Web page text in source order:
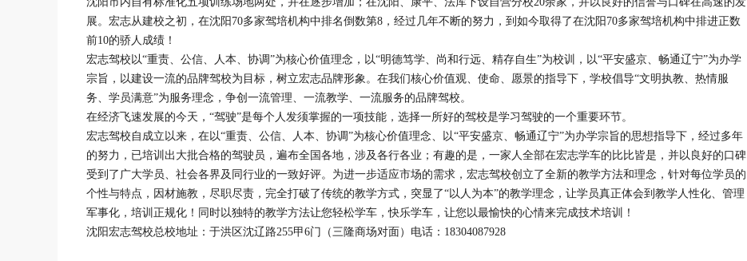
展。宏志从建校之初，在沈阳70多家驾培机构中排名倒数第8，经过几年不断的努力，到如今取得了在沈阳70多家驾培机构中排进正数
前10的骄人成绩！
宏志驾校以“重责、公信、人本、协调”为核心价值理念，以“明德笃学、尚和行远、精存自生”为校训，以“平安盛京、畅通辽宁”为办学
宗旨，以建设一流的品牌驾校为目标，树立宏志品牌形象。在我们核心价值观、使命、愿景的指导下，学校倡导“文明执教、热情服
务、学员满意”为服务理念，争创一流管理、一流教学、一流服务的品牌驾校。
在经济飞速发展的今天，“驾驶”是每个人发须掌握的一项技能，选择一所好的驾校是学习驾驶的一个重要环节。
宏志驾校自成立以来，在以“重责、公信、人本、协调”为核心价值理念、以“平安盛京、畅通辽宁”为办学宗旨的思想指导下，经过多年
的努力，已培训出大批合格的驾驶员，遍布全国各地，涉及各行各业；有趣的是，一家人全部在宏志学车的比比皆是，并以良好的口碑
受到了广大学员、社会各界及同行业的一致好评。为进一步适应市场的需求，宏志驾校创立了全新的教学方法和理念，针对每位学员的
个性与特点，因材施教，尽职尽责，完全打破了传统的教学方式，突显了“以人为本”的教学理念，让学员真正体会到教学人性化、管理
军事化，培训正规化！同时以独特的教学方法让您轻松学车，快乐学车，让您以最愉快的心情来完成技术培训！
沈阳宏志驾校总校地址：于洪区沈辽路255甲6门（三隆商场对面）电话：18304087928